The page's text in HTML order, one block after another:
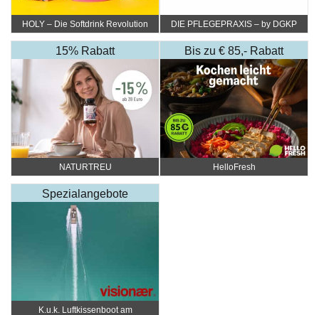
HOLY – Die Softdrink Revolution
DIE PFLEGEPRAXIS – by DGKP
15% Rabatt
NATURTREU
Bis zu € 85,- Rabatt
HelloFresh
Spezialangebote
K.u.k. Luftkissenboot am